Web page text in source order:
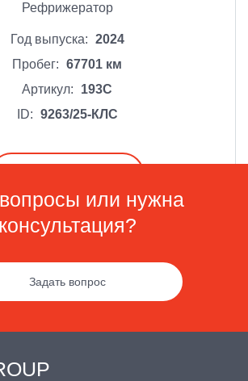
Рефрижератор
Год выпуска: 2024
Пробег: 67701 км
Артикул:
193С
ID: 9263/25-КЛС
или нужна
консультация?
Задать вопрос